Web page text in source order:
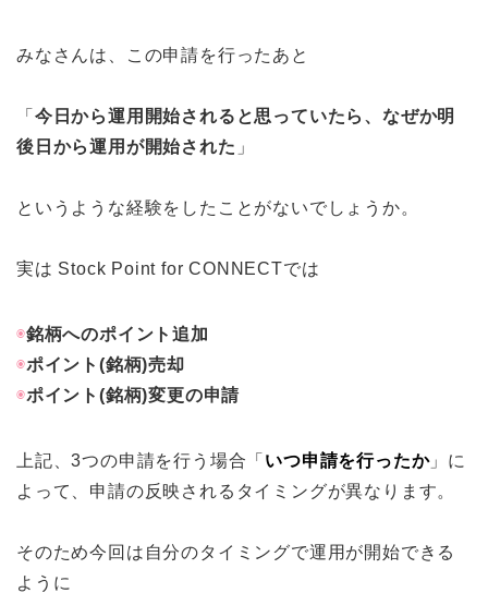
みなさんは、この申請を行ったあと
「 今日から運用開始されると思っていたら、なぜか明
後日から運用が開始された 」
というような経験をしたことがないでしょうか。
実は Stock Point for CONNECTでは
◉銘柄へのポイント追加
◉ポイント(銘柄)売却
◉ポイント(銘柄)変更の申請
上記、3つの申請を行う場合「 いつ申請を行ったか」に
よって、申請の反映されるタイミングが異なります。
そのため今回は自分のタイミングで運用が開始できる
ように